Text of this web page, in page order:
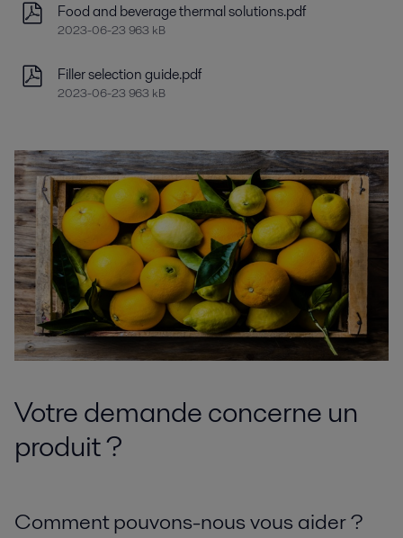
Food and beverage thermal solutions.pdf
2023-06-23 963 kB
Filler selection guide.pdf
2023-06-23 963 kB
Votre demande concerne un
produit ?
Comment pouvons-nous vous aider ?